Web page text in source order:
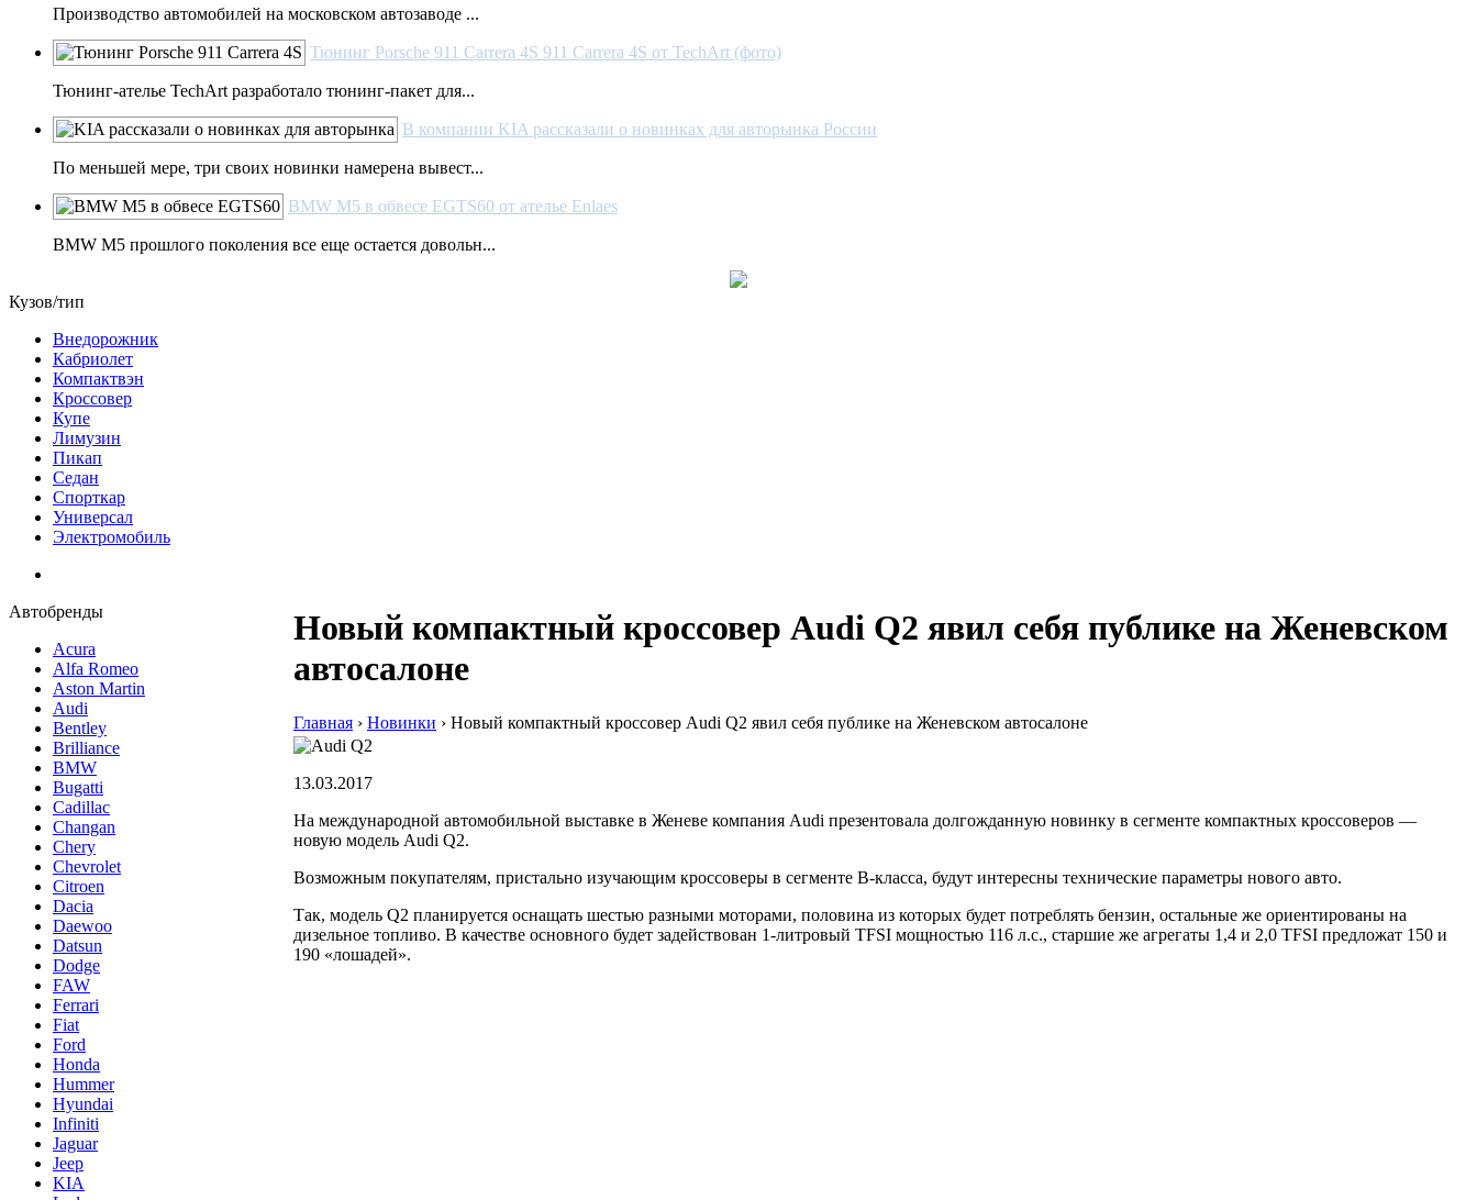
Производство автомобилей на московском автозаводе ...
Тюнинг Porsche 911 Carrera 4S 911 Carrera 4S от TechArt (фото)
Тюнинг-ателье TechArt разработало тюнинг-пакет для...
В компании KIA рассказали о новинках для авторынка России
По меньшей мере, три своих новинки намерена вывест...
BMW M5 в обвесе EGTS60 от ателье Enlaes
BMW M5 прошлого поколения все еще остается довольн...
Кузов/тип
Внедорожник
Кабриолет
Компактвэн
Кроссовер
Купе
Лимузин
Пикап
Седан
Спорткар
Универсал
Электромобиль
Автобренды
Acura
Alfa Romeo
Aston Martin
Audi
Bentley
Brilliance
BMW
Bugatti
Cadillac
Changan
Chery
Chevrolet
Citroen
Dacia
Daewoo
Datsun
Dodge
FAW
Ferrari
Fiat
Ford
Honda
Hummer
Hyundai
Infiniti
Jaguar
Jeep
KIA
Новый компактный кроссовер Audi Q2 явил себя публике на Женевском
автосалоне
Главная › Hовинки › Новый компактный кроссовер Audi Q2 явил себя публике на Женевском автосалоне
13.03.2017
На международной автомобильной выставке в Женеве компания Audi презентовала долгожданную новинку в сегменте компактных кроссоверов —
новую модель Audi Q2.
Возможным покупателям, пристально изучающим кроссоверы в сегменте B-класса, будут интересны технические параметры нового авто.
Так, модель Q2 планируется оснащать шестью разными моторами, половина из которых будет потреблять бензин, остальные же ориентированы на
дизельное топливо. В качестве основного будет задействован 1-литровый TFSI мощностью 116 л.с., старшие же агрегаты 1,4 и 2,0 TFSI предложат 150 и
190 «лошадей».